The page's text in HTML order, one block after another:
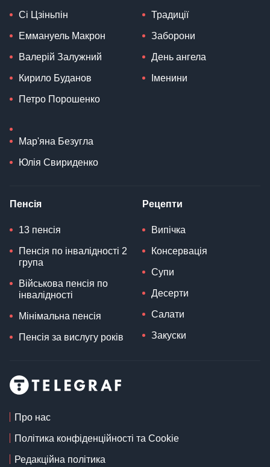
Сі Цзіньпін
Еммануель Макрон
Валерій Залужний
Кирило Буданов
Петро Порошенко
Мар'яна Безугла
Юлія Свириденко
Традиції
Заборони
День ангела
Іменини
Пенсія
13 пенсія
Пенсія по інвалідності 2
група
Військова пенсія по
інвалідності
Мінімальна пенсія
Пенсія за вислугу років
Рецепти
Випічка
Консервація
Супи
Десерти
Салати
Закуски
Про нас
Політика конфіденційності та Cookie
Редакційна політика